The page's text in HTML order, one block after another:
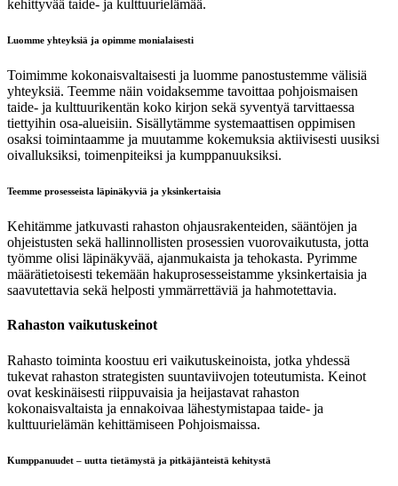
kehittyvää taide- ja kulttuurielämää.
Luomme yhteyksiä ja opimme monialaisesti
Toimimme kokonaisvaltaisesti ja luomme panostustemme välisiä
yhteyksiä. Teemme näin voidaksemme tavoittaa pohjoismaisen
taide- ja kulttuurikentän koko kirjon sekä syventyä tarvittaessa
tiettyihin osa-alueisiin. Sisällytämme systemaattisen oppimisen
osaksi toimintaamme ja muutamme kokemuksia aktiivisesti uusiksi
oivalluksiksi, toimenpiteiksi ja kumppanuuksiksi.
Teemme prosesseista läpinäkyviä ja yksinkertaisia
Kehitämme jatkuvasti rahaston ohjausrakenteiden, sääntöjen ja
ohjeistusten sekä hallinnollisten prosessien vuorovaikutusta, jotta
työmme olisi läpinäkyvää, ajanmukaista ja tehokasta. Pyrimme
määrätietoisesti tekemään hakuprosesseistamme yksinkertaisia ja
saavutettavia sekä helposti ymmärrettäviä ja hahmotettavia.
Rahaston vaikutuskeinot
Rahasto toiminta koostuu eri vaikutuskeinoista, jotka yhdessä
tukevat rahaston strategisten suuntaviivojen toteutumista. Keinot
ovat keskinäisesti riippuvaisia ja heijastavat rahaston
kokonaisvaltaista ja ennakoivaa lähestymistapaa taide- ja
kulttuurielämän kehittämiseen Pohjoismaissa.
Kumppanuudet – uutta tietämystä ja pitkäjänteistä kehitystä